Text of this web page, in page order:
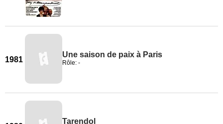
1981
Une saison de paix à Paris
Rôle: -
Tarendol